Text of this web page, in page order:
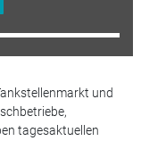
und
tagesaktuellen